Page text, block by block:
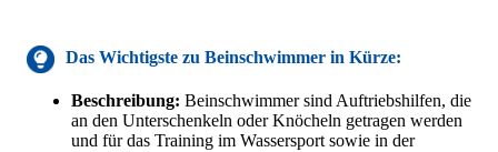
Das Wichtigste zu Beinschwimmer in Kürze:
Beschreibung: Beinschwimmer sind Auftriebshilfen, die
an den Unterschenkeln oder Knöcheln getragen werden
und für das Training im Wassersport sowie in der